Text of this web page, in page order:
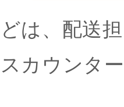
は、配送
カウンタ